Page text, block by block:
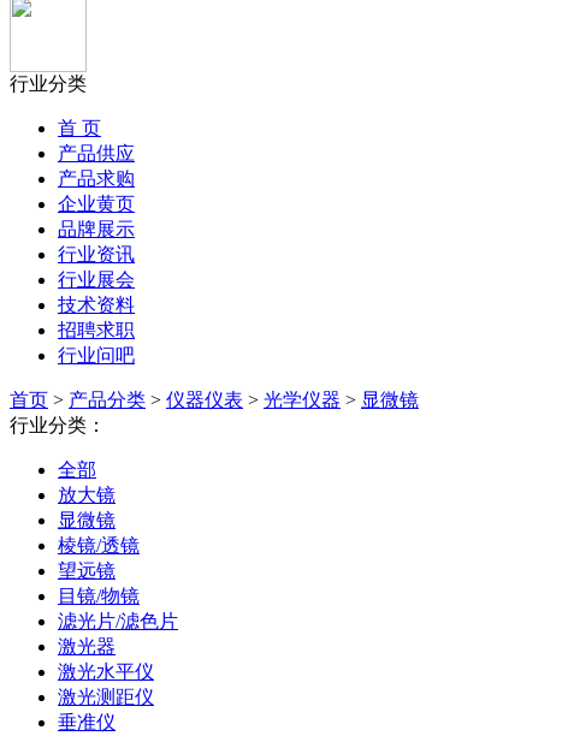
行业分类
首 页
产品供应
产品求购
企业黄页
品牌展示
行业资讯
行业展会
技术资料
招聘求职
行业问吧
首页 > 产品分类 > 仪器仪表 > 光学仪器 > 显微镜
行业分类：
全部
放大镜
显微镜
棱镜/透镜
望远镜
目镜/物镜
滤光片/滤色片
激光器
激光水平仪
激光测距仪
垂准仪